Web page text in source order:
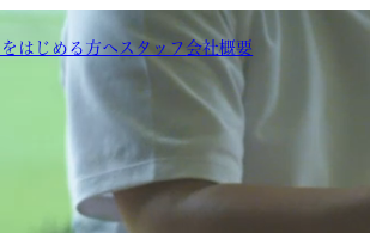
はじめる方へ スタッフ会社概要